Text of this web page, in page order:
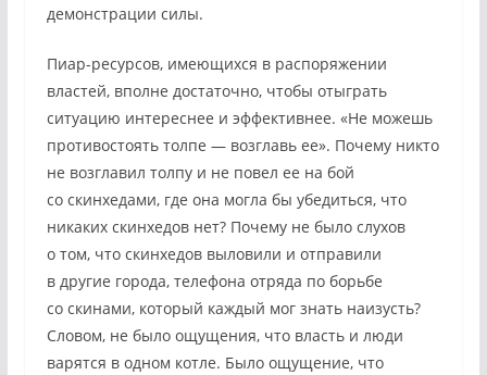
демонстрации силы.
Пиар-ресурсов, имеющихся в распоряжении
властей, вполне достаточно, чтобы отыграть
ситуацию интереснее и эффективнее. «Не можешь
противостоять толпе — возглавь ее». Почему никто
не возглавил толпу и не повел ее на бой
со скинхедами, где она могла бы убедиться, что
никаких скинхедов нет? Почему не было слухов
о том, что скинхедов выловили и отправили
в другие города, телефона отряда по борьбе
со скинами, который каждый мог знать наизусть?
Словом, не было ощущения, что власть и люди
варятся в одном котле. Было ощущение, что